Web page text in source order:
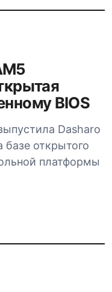
BIOS
Dasharo
открытого
платформы